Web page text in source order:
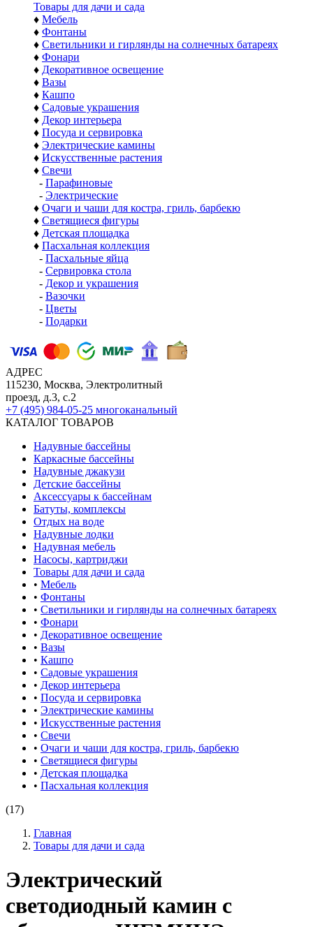
Товары для дачи и сада
♦ Мебель
♦ Фонтаны
♦ Светильники и гирлянды на солнечных батареях
♦ Фонари
♦ Декоративное освещение
♦ Вазы
♦ Кашпо
♦ Садовые украшения
♦ Декор интерьера
♦ Посуда и сервировка
♦ Электрические камины
♦ Искусственные растения
♦ Свечи
- Парафиновые
- Электрические
♦ Очаги и чаши для костра, гриль, барбекю
♦ Светящиеся фигуры
♦ Детская площадка
♦ Пасхальная коллекция
- Пасхальные яйца
- Сервировка стола
- Декор и украшения
- Вазочки
- Цветы
- Подарки
АДРЕС
115230, Москва, Электролитный
проезд, д.3, с.2
+7 (495) 984-05-25 многоканальный
КАТАЛОГ ТОВАРОВ
Надувные бассейны
Каркасные бассейны
Надувные джакузи
Детские бассейны
Аксессуары к бассейнам
Батуты, комплексы
Отдых на воде
Надувные лодки
Надувная мебель
Насосы, картриджи
Товары для дачи и сада
• Мебель
• Фонтаны
• Светильники и гирлянды на солнечных батареях
• Фонари
• Декоративное освещение
• Вазы
• Кашпо
• Садовые украшения
• Декор интерьера
• Посуда и сервировка
• Электрические камины
• Искусственные растения
• Свечи
• Очаги и чаши для костра, гриль, барбекю
• Светящиеся фигуры
• Детская площадка
• Пасхальная коллекция
(17)
Главная
Товары для дачи и сада
Электрический
светодиодный камин с